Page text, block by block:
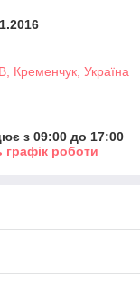
Кременчук, Україна
з 09:00 до 17:00
графік роботи